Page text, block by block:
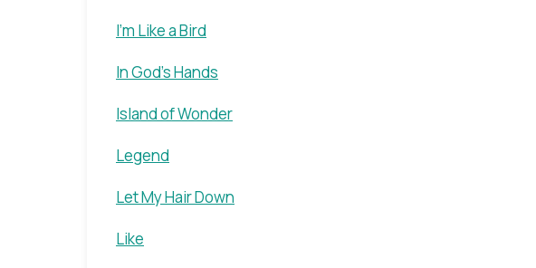
I'm Like a Bird
In God's Hands
Island of Wonder
Legend
Let My Hair Down
Like